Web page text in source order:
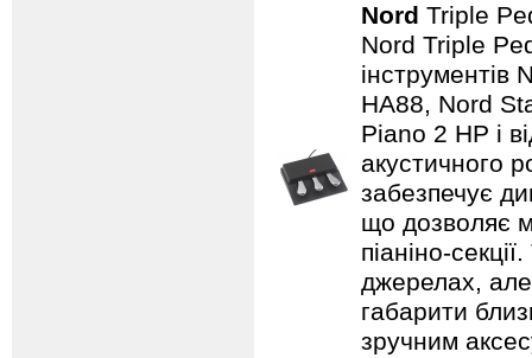
Nord Triple
Nord Triple
HA88, Nord
Piano 2 HP і
акустичного
забезпечує
що дозволяє
джерелах,
габарити
зручним